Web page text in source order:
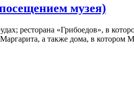
музея)
ресторана «Грибоедов», в
а также дома, в котором